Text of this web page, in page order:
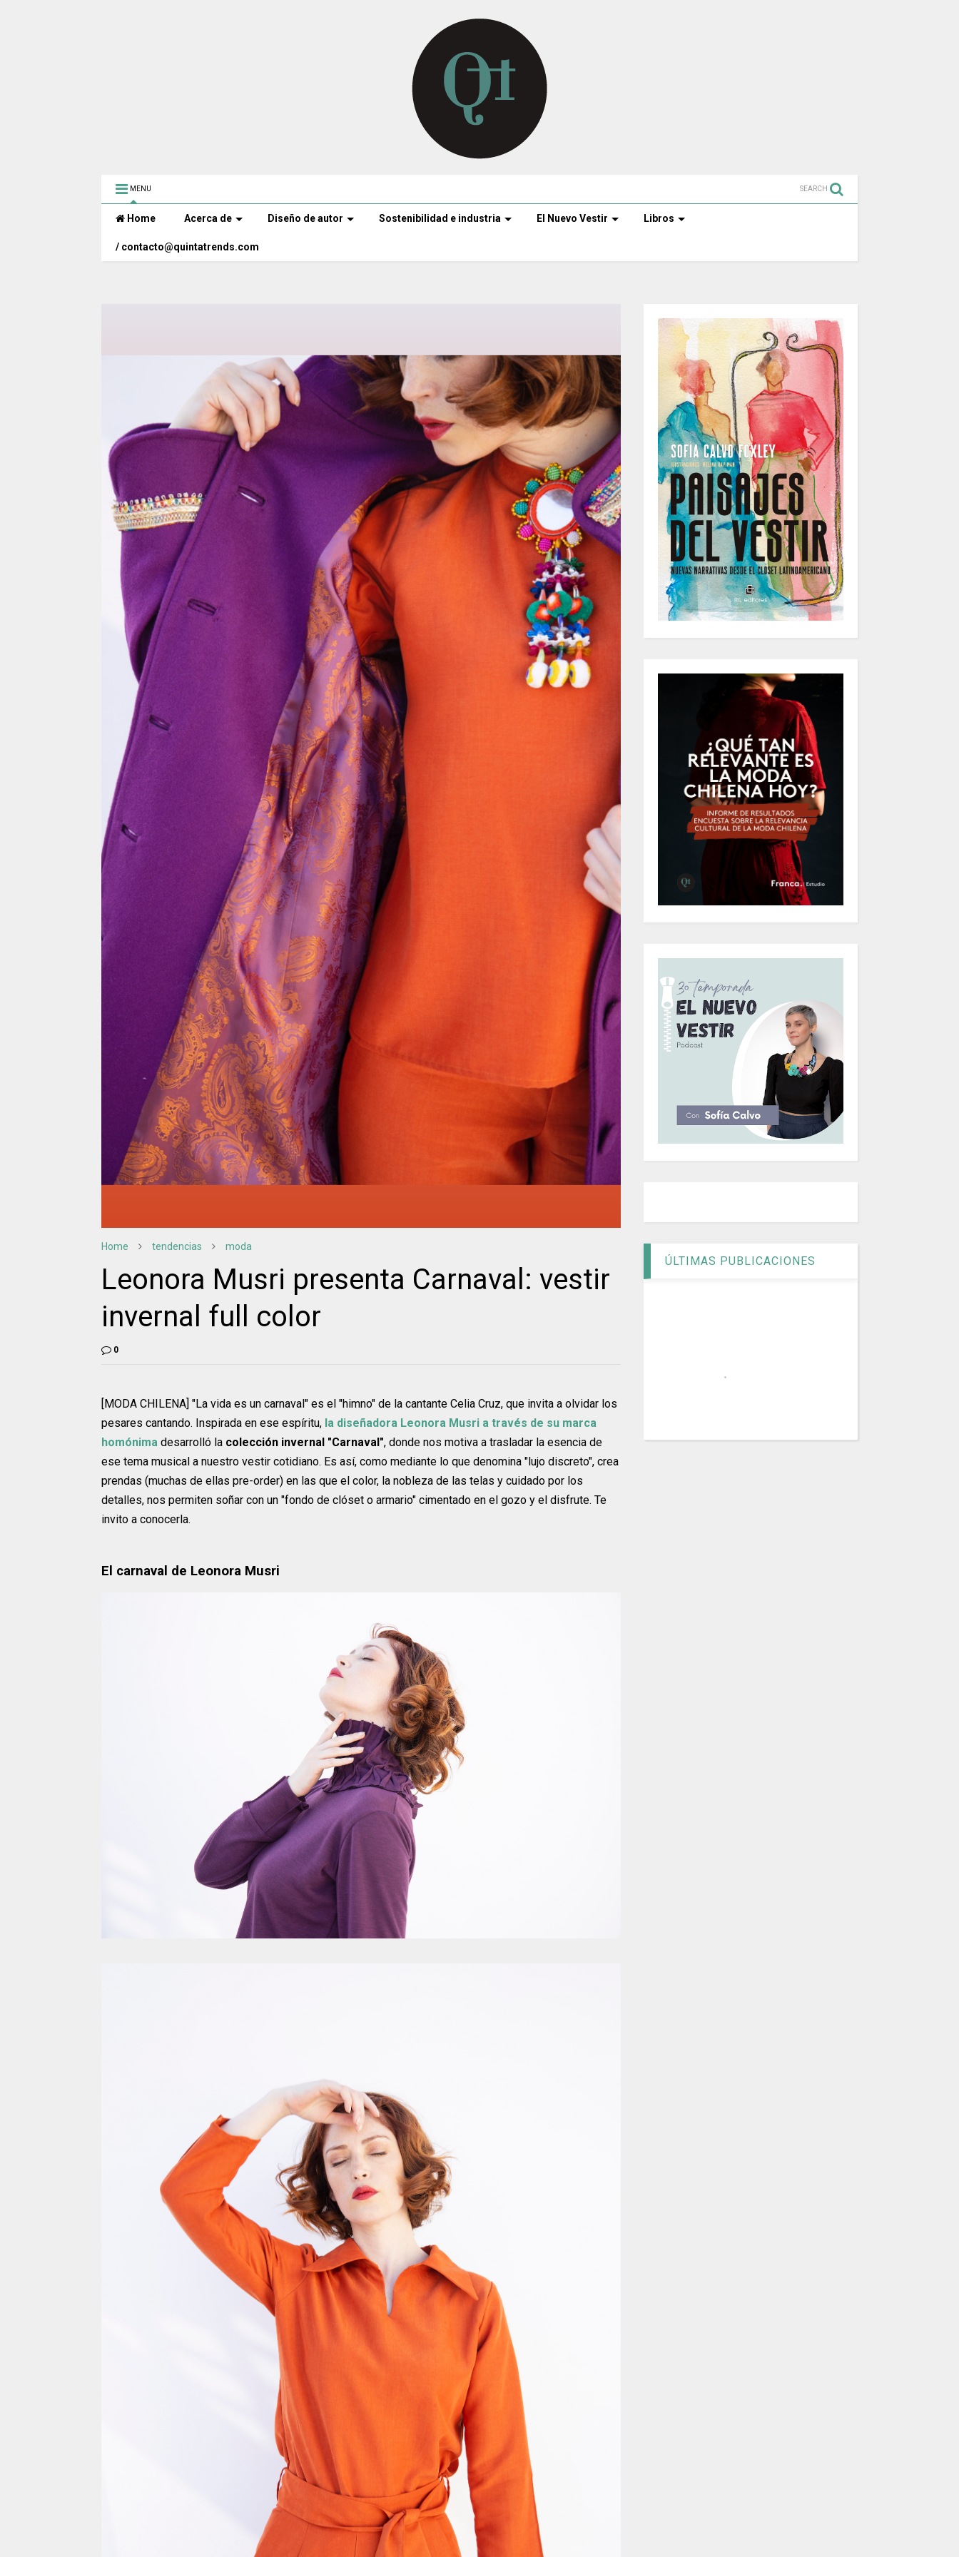
MENU SEARCH
Home Acerca de Diseño de autor Sostenibilidad e industria El Nuevo Vestir Libros
/ contacto@quintatrends.com
Home tendencias moda
Leonora Musri presenta Carnaval: vestir
invernal full color
0
[MODA CHILENA] "La vida es un carnaval" es el "himno" de la cantante Celia Cruz, que invita a olvidar los
pesares cantando. Inspirada en ese espíritu, la diseñadora Leonora Musri a través de su marca
homónima desarrolló la colección invernal "Carnaval", donde nos motiva a trasladar la esencia de
ese tema musical a nuestro vestir cotidiano. Es así, como mediante lo que denomina "lujo discreto", crea
prendas (muchas de ellas pre-order) en las que el color, la nobleza de las telas y cuidado por los
detalles, nos permiten soñar con un "fondo de clóset o armario" cimentado en el gozo y el disfrute. Te
invito a conocerla.
El carnaval de Leonora Musri
ÚLTIMAS PUBLICACIONES